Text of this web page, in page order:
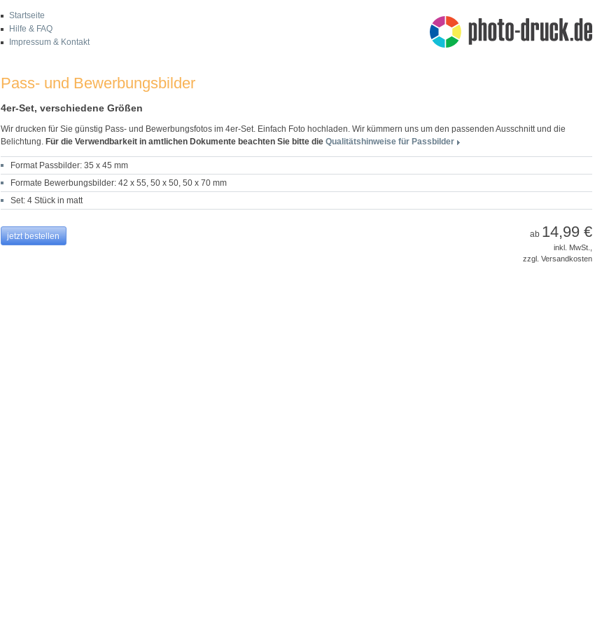
Startseite
Hilfe & FAQ
Impressum & Kontakt
Pass- und Bewerbungsbilder
4er-Set, verschiedene Größen
Wir drucken für Sie günstig Pass- und Bewerbungsfotos im 4er-Set. Einfach Foto hochladen. Wir kümmern uns um den passenden Ausschnitt und die
Belichtung. Für die Verwendbarkeit in amtlichen Dokumente beachten Sie bitte die Qualitätshinweise für Passbilder
Format Passbilder: 35 x 45 mm
Formate Bewerbungsbilder: 42 x 55, 50 x 50, 50 x 70 mm
Set: 4 Stück in matt
jetzt bestellen ab 14,99 €
inkl. MwSt.,
zzgl. Versandkosten